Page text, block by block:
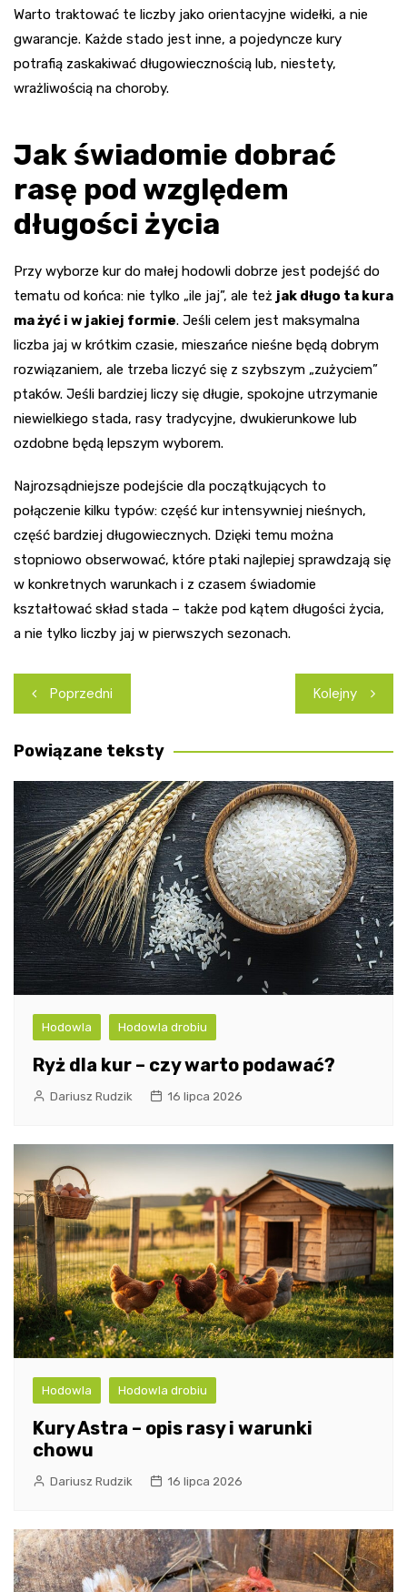
Warto traktować te liczby jako orientacyjne widełki, a nie
gwarancje. Każde stado jest inne, a pojedyncze kury
potrafią zaskakiwać długowiecznością lub, niestety,
wrażliwością na choroby.
Jak świadomie dobrać
rasę pod względem
długości życia
Przy wyborze kur do małej hodowli dobrze jest podejść do
tematu od końca: nie tylko „ile jaj”, ale też jak długo ta kura
ma żyć i w jakiej formie. Jeśli celem jest maksymalna
liczba jaj w krótkim czasie, mieszańce nieśne będą dobrym
rozwiązaniem, ale trzeba liczyć się z szybszym „zużyciem”
ptaków. Jeśli bardziej liczy się długie, spokojne utrzymanie
niewielkiego stada, rasy tradycyjne, dwukierunkowe lub
ozdobne będą lepszym wyborem.
Najrozsądniejsze podejście dla początkujących to
połączenie kilku typów: część kur intensywniej nieśnych,
część bardziej długowiecznych. Dzięki temu można
stopniowo obserwować, które ptaki najlepiej sprawdzają się
w konkretnych warunkach i z czasem świadomie
kształtować skład stada – także pod kątem długości życia,
a nie tylko liczby jaj w pierwszych sezonach.
Nawigacja
wpisu
Poprzedni Kolejny
Powiązane teksty
Hodowla Hodowla drobiu
Ryż dla kur – czy warto podawać?
Dariusz Rudzik 16 lipca 2026
Hodowla Hodowla drobiu
Kury Astra – opis rasy i warunki
chowu
Dariusz Rudzik 16 lipca 2026